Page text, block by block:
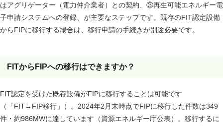
はアグリゲーター（電力仲介業者）との契約、③再生可能エネルギー電
子申請システムへの登録、が主要なステップです。既存のFIT認定設備
からFIPに移行する場合は、移行申請の手続きが別途必要です。
FITからFIPへの移行はできますか？
FIT認定を受けた既存設備がFIPに移行することは可能です
（「FIT→FIP移行」）。2024年2月末時点でFIPに移行した件数は349
件・約986MWに達しています（資源エネルギー庁公表）。移行するに